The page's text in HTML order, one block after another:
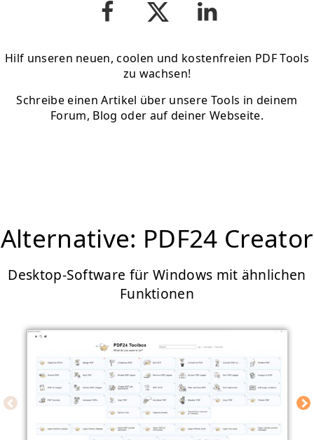
Hilf unseren neuen, coolen und kostenfreien PDF Tools
zu wachsen!
Schreibe einen Artikel über unsere Tools in deinem
Forum, Blog oder auf deiner Webseite.
Alternative: PDF24 Creator
Desktop-Software für Windows mit ähnlichen
Funktionen